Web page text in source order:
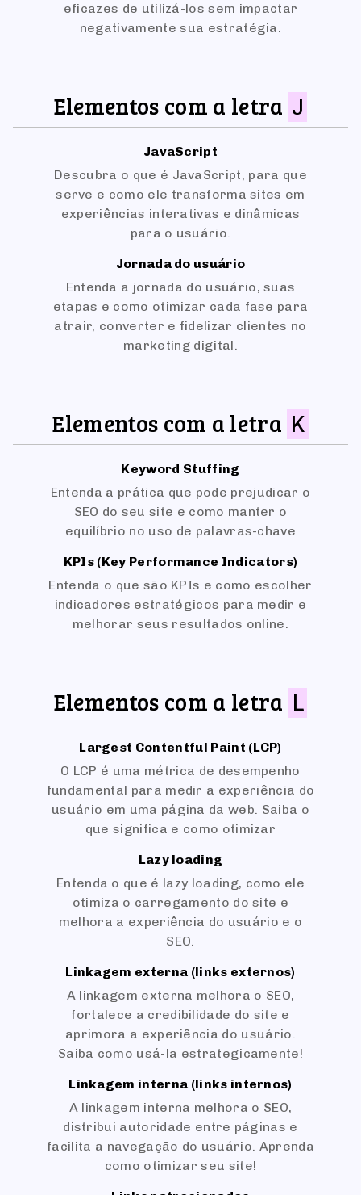
eficazes de utilizá-los sem impactar
negativamente sua estratégia.
Elementos com a letra J
JavaScript
Descubra o que é JavaScript, para que
serve e como ele transforma sites em
experiências interativas e dinâmicas
para o usuário.
Jornada do usuário
Entenda a jornada do usuário, suas
etapas e como otimizar cada fase para
atrair, converter e fidelizar clientes no
marketing digital.
Elementos com a letra K
Keyword Stuffing
Entenda a prática que pode prejudicar o
SEO do seu site e como manter o
equilíbrio no uso de palavras-chave
KPIs (Key Performance Indicators)
Entenda o que são KPIs e como escolher
indicadores estratégicos para medir e
melhorar seus resultados online.
Elementos com a letra L
Largest Contentful Paint (LCP)
O LCP é uma métrica de desempenho
fundamental para medir a experiência do
usuário em uma página da web. Saiba o
que significa e como otimizar
Lazy loading
Entenda o que é lazy loading, como ele
otimiza o carregamento do site e
melhora a experiência do usuário e o
SEO.
Linkagem externa (links externos)
A linkagem externa melhora o SEO,
fortalece a credibilidade do site e
aprimora a experiência do usuário.
Saiba como usá-la estrategicamente!
Linkagem interna (links internos)
A linkagem interna melhora o SEO,
distribui autoridade entre páginas e
facilita a navegação do usuário. Aprenda
como otimizar seu site!